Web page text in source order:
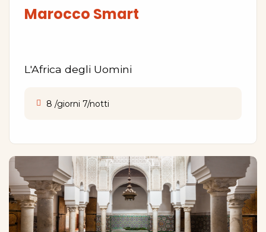
Marocco Smart
L'Africa degli Uomini
8 /giorni 7/notti